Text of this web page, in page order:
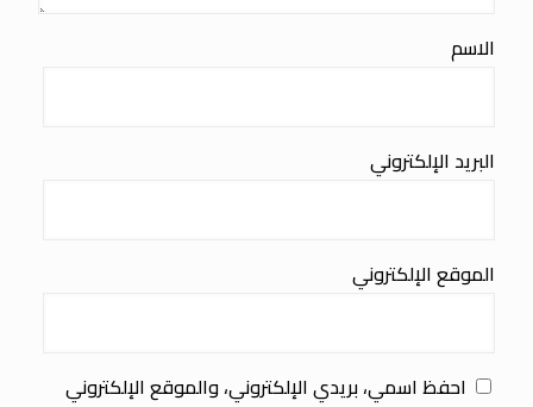
الاسم
البريد الإلكتروني
الموقع الإلكتروني
احفظ اسمي، بريدي الإلكتروني، والموقع الإلكتروني